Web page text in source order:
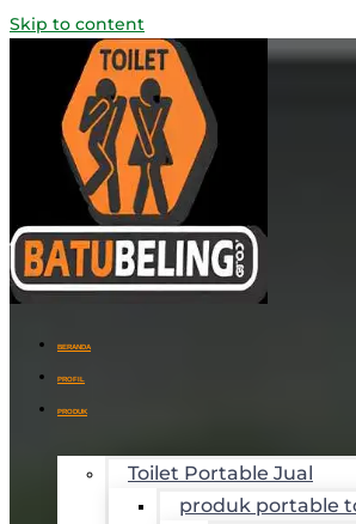
Skip to content
BERANDA
PROFIL
PRODUK
Toilet Portable Jual
produk portable